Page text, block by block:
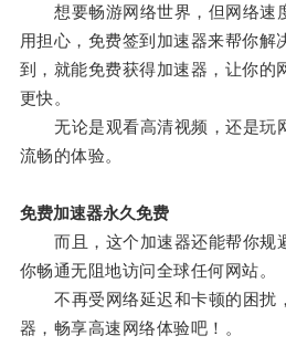
想要畅游网络世界，但网络速
用担心，免费签到加速器来帮你解
到，就能免费获得加速器，让你的
更快。
无论是观看高清视频，还是玩
流畅的体验。
免费加速器永久免费
而且，这个加速器还能帮你规
你畅通无阻地访问全球任何网站。
不再受网络延迟和卡顿的困扰
器，畅享高速网络体验吧！。